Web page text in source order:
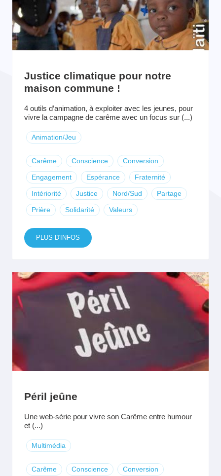
Justice climatique pour notre
maison commune !
4 outils d’animation, à exploiter avec les jeunes, pour
vivre la campagne de carême avec un focus sur (...)
Animation/Jeu
Carême Conscience Conversion
Engagement Espérance Fraternité
Intériorité Justice Nord/Sud Partage
Prière Solidarité Valeurs
PLUS D'INFOS
Péril jeûne
Une web-série pour vivre son Carême entre humour
et (...)
Multimédia
Carême Conscience Conversion